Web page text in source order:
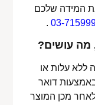
המידה שלכם
03-
.
מה עושים?
ללא עלות או
דואר
מכן המוצר